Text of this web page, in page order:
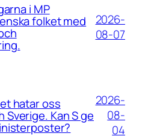
i MP
folket med
2026-
08-07
hatar oss
Sverige. Kan S ge
2026-
08-
04